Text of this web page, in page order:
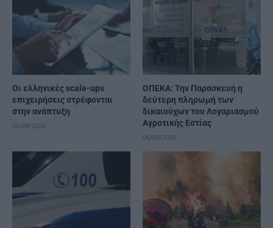
Οι ελληνικές scale-ups
επιχειρήσεις στρέφονται
στην ανάπτυξη
06/08/2026
ΟΠΕΚΑ: Την Παρασκευή η
δεύτερη πληρωμή των
δικαιούχων του Λογαριασμού
Αγροτικής Εστίας
06/08/2026